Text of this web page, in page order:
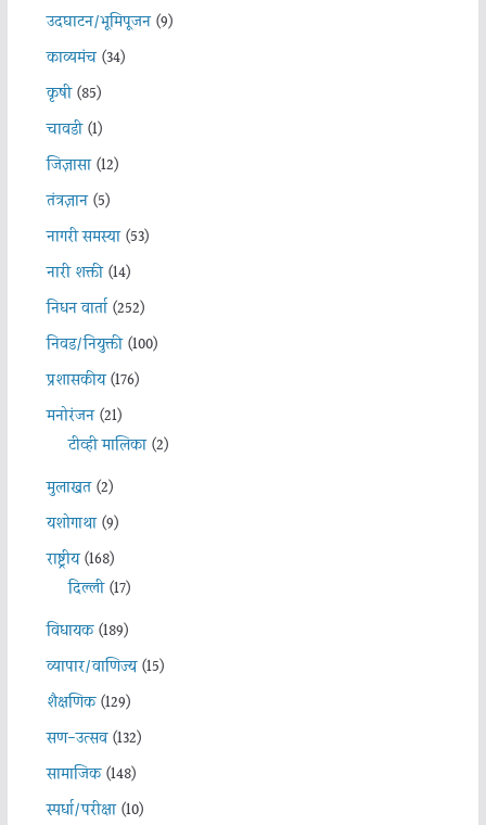
उदघाटन/भूमिपूजन(9)
काव्यमंच(34)
कृषी(85)
चावडी(1)
जिज्ञासा(12)
तंत्रज्ञान(5)
नागरी समस्या(53)
नारी शक्ती(14)
निधन वार्ता(252)
निवड/नियुक्ती(100)
प्रशासकीय(176)
मनोरंजन(21)
टीव्ही मालिका(2)
मुलाखत(2)
यशोगाथा(9)
राष्ट्रीय(168)
दिल्ली(17)
विधायक(189)
व्यापार/वाणिज्य(15)
शैक्षणिक(129)
सण-उत्सव(132)
सामाजिक(148)
स्पर्धा/परीक्षा(10)